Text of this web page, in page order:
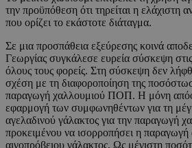
την προϋπόθεση ότι τηρείται η ελάχιστη
που ορίζει το εκάστοτε διάταγμα.
Σε μια προσπάθεια εξεύρεσης κοινά
Γεωργίας συγκάλεσε ευρεία σύσκεψη
όλους τους φορείς. Στη σύσκεψη δεν
σχέση με τη διαφοροποίηση της
παραγωγή χαλλουμιού ΠΟΠ. Η μόνη
εφαρμογή των συμφωνηθέντων για τη
αγελαδινού γάλακτος για την παραγωγή
προκειμένου να ισορροπήσει η παραγωγή
αιγοπρόβειου γάλακτος. Ως μέγιστη